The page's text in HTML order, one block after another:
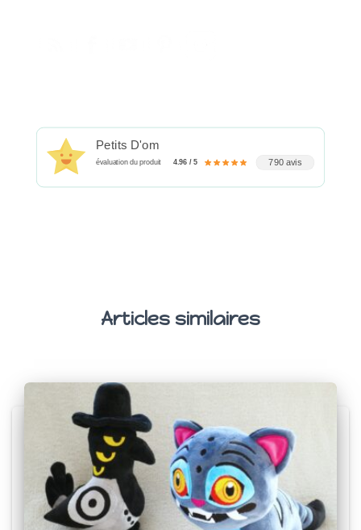
Petits D'om
évaluation du produit 4.96 / 5 790 avis
Articles similaires